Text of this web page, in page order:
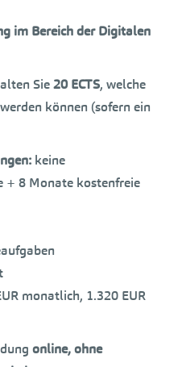
im Bereich der Digitalen
Sie20 ECTS, welche
können (sofern ein
keine
+ 8 Monate kostenfreie
monatlich, 1.320 EUR
online, ohne